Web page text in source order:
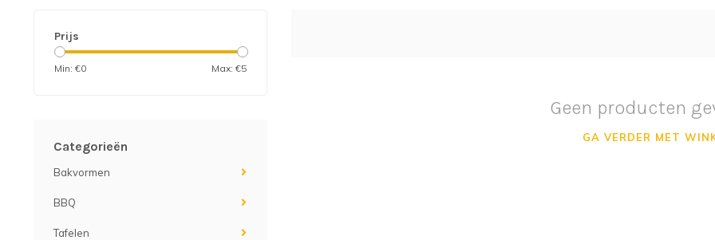
Prijs
Min: €0 Max: €5
Categorieën
Bakvormen
BBQ
Tafelen
Geen producten
GA VERDER MET